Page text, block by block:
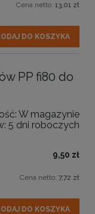
Cena netto: 13,01 zł
DO KOSZYKA
PP fi80 do
W magazynie
5 dni roboczych
9,50 zł
Cena netto: 7,72 zł
DO KOSZYKA